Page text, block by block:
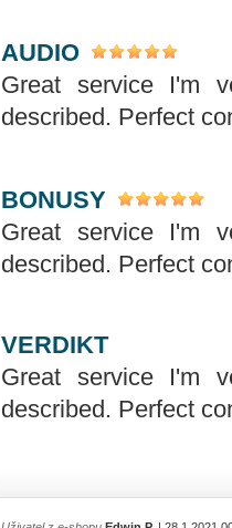
AUDIO
Great service I'm
described. Perfect
BONUSY
Great service I'm
described. Perfect
VERDIKT
Great service I'm
described. Perfect